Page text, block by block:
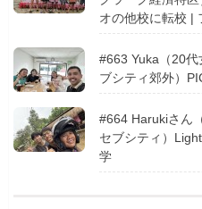
オの他校に転校 |
#663 Yuka（20
ブシティ郊外）
#664 Harukiさん
セブシティ）
学